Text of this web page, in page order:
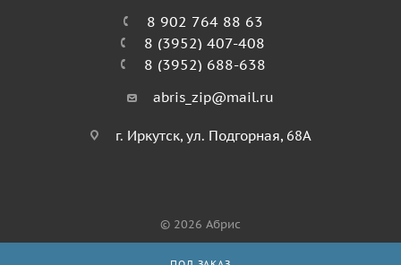
8 902 764 88 63
8 (3952) 407-408
8 (3952) 688-638
abris_zip@mail.ru
г. Иркутск, ул. Подгорная, 68А
© 2026 Абрис